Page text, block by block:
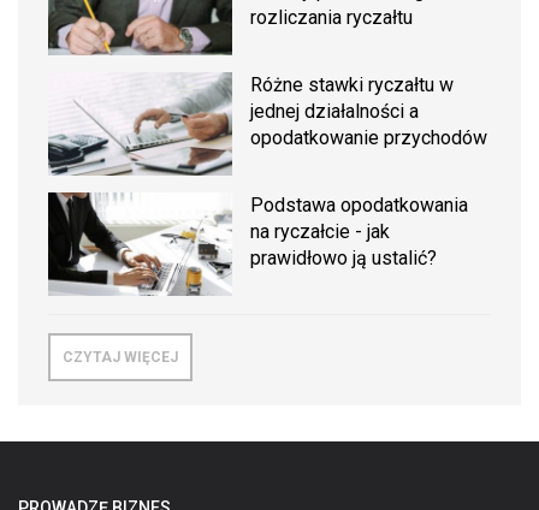
rozliczania ryczałtu
Różne stawki ryczałtu w
jednej działalności a
opodatkowanie przychodów
Podstawa opodatkowania
na ryczałcie - jak
prawidłowo ją ustalić?
CZYTAJ WIĘCEJ